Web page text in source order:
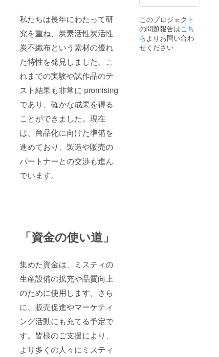
私たちは長年にわたって研
究を重ね、炭素活性炭活性
炭不織布という素材の優れ
た特性を発見しました。こ
れまでの実験や試作品のテ
スト結果も非常に promising
であり、確かな成果を得る
ことができました。現在
は、商品化に向けた準備を
進めており、製造や販売の
パートナーとの交渉も進ん
でいます。
「資金の使い道」
集めた資金は、ミスティの
生産設備の拡充や品質向上
のために使用します。さら
に、販売促進やマーケティ
ング活動にも充てる予定で
す。皆様のご支援により、
より多くの人々にミスティ
このプロジェクト
の問題報告はこち
ら よりお問い合わ
せください